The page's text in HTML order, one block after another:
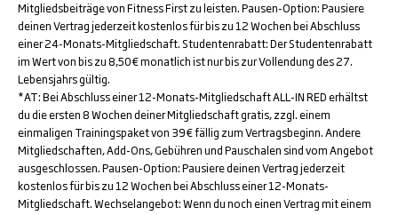
Mitgliedsbeiträge von Fitness First zu leisten. Pausen-Option: Pausiere
deinen Vertrag jederzeit kostenlos für bis zu 12 Wochen bei Abschluss
einer 24-Monats-Mitgliedschaft. Studentenrabatt: Der Studentenrabatt
im Wert von bis zu 8,50€ monatlich ist nur bis zur Vollendung des 27.
Lebensjahrs gültig.
*AT: Bei Abschluss einer 12-Monats-Mitgliedschaft ALL-IN RED erhältst
du die ersten 8 Wochen deiner Mitgliedschaft gratis, zzgl. einem
einmaligen Trainingspaket von 39€ fällig zum Vertragsbeginn. Andere
Mitgliedschaften, Add-Ons, Gebühren und Pauschalen sind vom Angebot
ausgeschlossen. Pausen-Option: Pausiere deinen Vertrag jederzeit
kostenlos für bis zu 12 Wochen bei Abschluss einer 12-Monats-
Mitgliedschaft. Wechselangebot: Wenn du noch einen Vertrag mit einem